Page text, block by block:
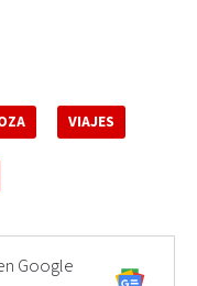
VIAJES
Google